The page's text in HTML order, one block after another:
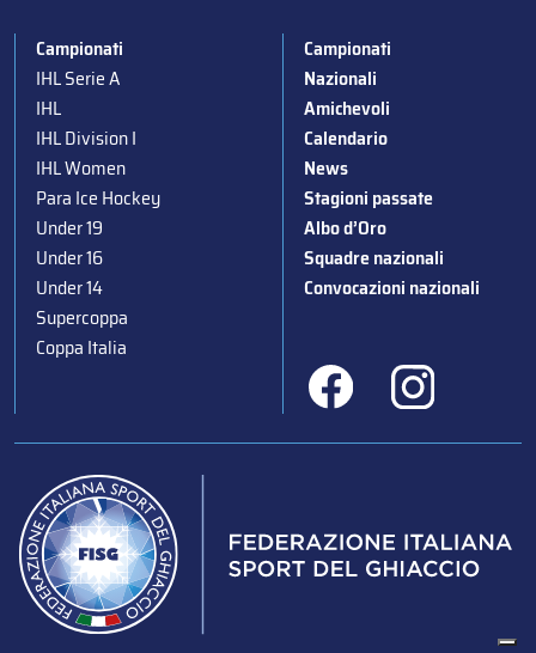
Campionati
IHL Serie A
IHL
IHL Division I
IHL Women
Para Ice Hockey
Under 19
Under 16
Under 14
Supercoppa
Coppa Italia
Campionati
Nazionali
Amichevoli
Calendario
News
Stagioni passate
Albo d’Oro
Squadre nazionali
Convocazioni nazionali